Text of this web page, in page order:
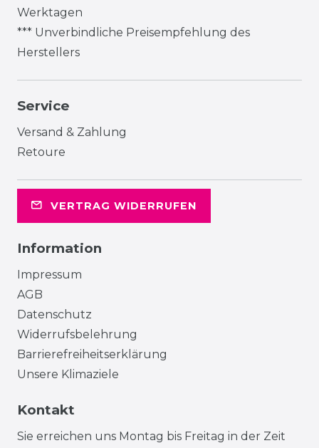
Werktagen
*** Unverbindliche Preisempfehlung des
Herstellers
Service
Versand & Zahlung
Retoure
VERTRAG WIDERRUFEN
Information
Impressum
AGB
Datenschutz
Widerrufsbelehrung
Barrierefreiheitserklärung
Unsere Klimaziele
Kontakt
Sie erreichen uns Montag bis Freitag in der Zeit